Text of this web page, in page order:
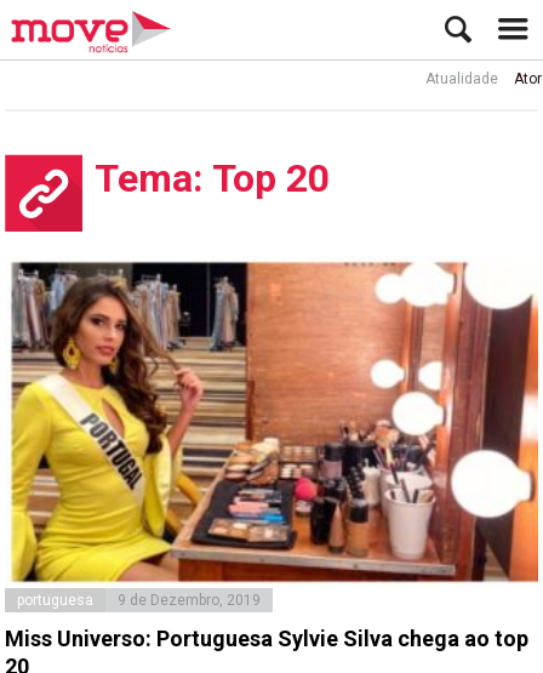
Atualidade Ator
Tema: Top 20
portuguesa 9 de Dezembro, 2019
Miss Universo: Portuguesa Sylvie Silva chega ao top
20